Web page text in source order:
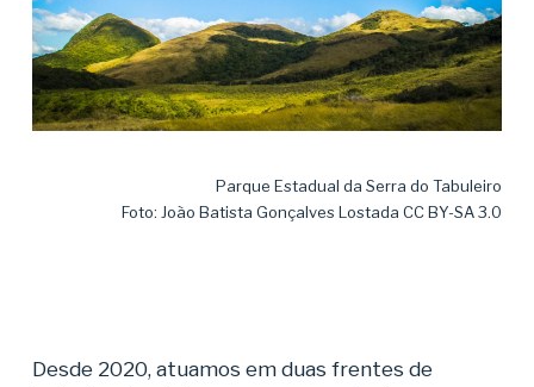
Parque Estadual da Serra do Tabuleiro
Foto: João Batista Gonçalves Lostada CC BY-SA 3.0
Desde 2020, atuamos em duas frentes de